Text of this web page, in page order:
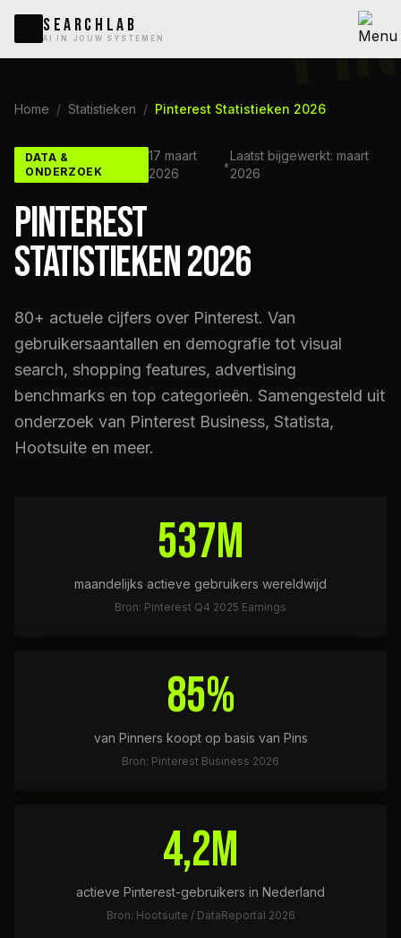
SEARCHLAB
AI IN JOUW SYSTEMEN
Home / Statistieken / Pinterest Statistieken 2026
DATA &
ONDERZOEK
17 maart
2026
•
Laatst bijgewerkt: maart
2026
PINTEREST
STATISTIEKEN 2026
80+ actuele cijfers over Pinterest. Van
gebruikersaantallen en demografie tot visual
search, shopping features, advertising
benchmarks en top categorieën. Samengesteld uit
onderzoek van Pinterest Business, Statista,
Hootsuite en meer.
537M
maandelijks actieve gebruikers wereldwijd
Bron: Pinterest Q4 2025 Earnings
85%
van Pinners koopt op basis van Pins
Bron: Pinterest Business 2026
4,2M
actieve Pinterest-gebruikers in Nederland
Bron: Hootsuite / DataReportal 2026